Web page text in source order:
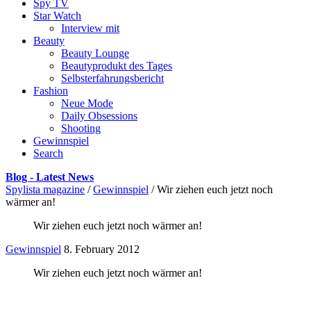
Spy TV
Star Watch
Interview mit
Beauty
Beauty Lounge
Beautyprodukt des Tages
Selbsterfahrungsbericht
Fashion
Neue Mode
Daily Obsessions
Shooting
Gewinnspiel
Search
Blog - Latest News
Spylista magazine / Gewinnspiel / Wir ziehen euch jetzt noch
wärmer an!
Wir ziehen euch jetzt noch wärmer an!
Gewinnspiel 8. February 2012
Wir ziehen euch jetzt noch wärmer an!